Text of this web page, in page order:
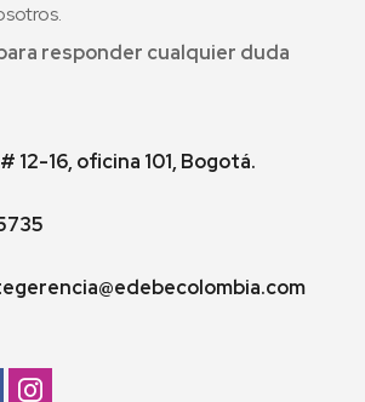
responder cualquier duda
12-16, oficina 101, Bogotá.